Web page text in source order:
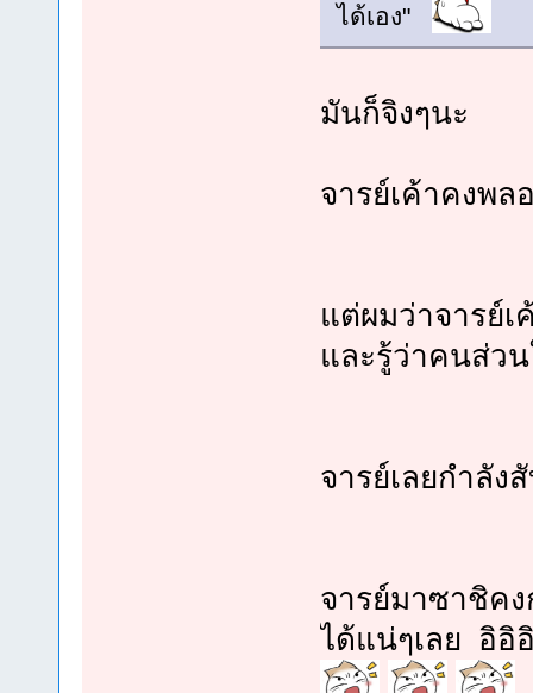
ได้เอง"
มันก็จิงๆนะ
จารย์เค้าคงพล
แต่ผมว่าจารย์
และรู้ว่าคนส่ว
จารย์เลยกำลั
จารย์มาซาชิค
ได้แน่ๆเลย อิอิ